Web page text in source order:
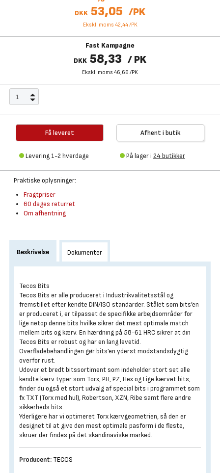
DKK 53,05 /PK
Ekskl. moms 42,44/PK
Fast Kampagne
DKK 58,33 /PK
Ekskl. moms 46,66 /PK
Få leveret
Levering 1-2 hverdage
Afhent i butik
På lager i 24 butikker
Praktiske oplysninger:
Fragtpriser
60 dages returret
Om afhentning
Beskrivelse Dokumenter
Tecos Bits
Tecos Bits er alle produceret i Industrikvalitetsstål og
fremstillet efter kendte DIN/ISO standarder. Stålet som bits’en
er produceret i, er tilpasset de specifikke arbejdsområder for
lige netop denne bits hvilke sikrer det mest optimale match
mellem bits og kærv. En hærdning på 58-61 HRC sikrer at din
Tecos Bits er robust og har en lang levetid.
Overfladebehandlingen gør bits’en yderst modstandsdygtig
overfor rust.
Udover et bredt bitssortiment som indeholder stort set alle
kendte kærv typer som Torx, PH, PZ, Hex og Lige kærvet bits,
finder du også et stort udvalg af special bits i programmet som
fx TXT (Torx med hul), Robertson, XZN, Ribe samt flere andre
sikkerheds bits.
Yderligere har vi optimeret Torx kærvgeometrien, så den er
designet til at give den mest optimale pasform i de fleste,
skruer der findes på det skandinaviske marked.
Producent: TECOS